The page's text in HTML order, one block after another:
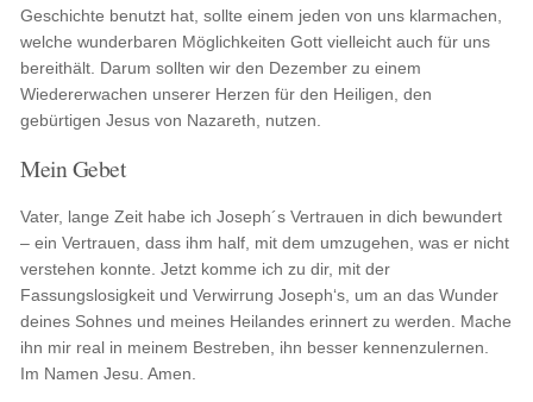
Geschichte benutzt hat, sollte einem jeden von uns klarmachen,
welche wunderbaren Möglichkeiten Gott vielleicht auch für uns
bereithält. Darum sollten wir den Dezember zu einem
Wiedererwachen unserer Herzen für den Heiligen, den
gebürtigen Jesus von Nazareth, nutzen.
Mein Gebet
Vater, lange Zeit habe ich Joseph´s Vertrauen in dich bewundert
– ein Vertrauen, dass ihm half, mit dem umzugehen, was er nicht
verstehen konnte. Jetzt komme ich zu dir, mit der
Fassungslosigkeit und Verwirrung Joseph‘s, um an das Wunder
deines Sohnes und meines Heilandes erinnert zu werden. Mache
ihn mir real in meinem Bestreben, ihn besser kennenzulernen.
Im Namen Jesu. Amen.